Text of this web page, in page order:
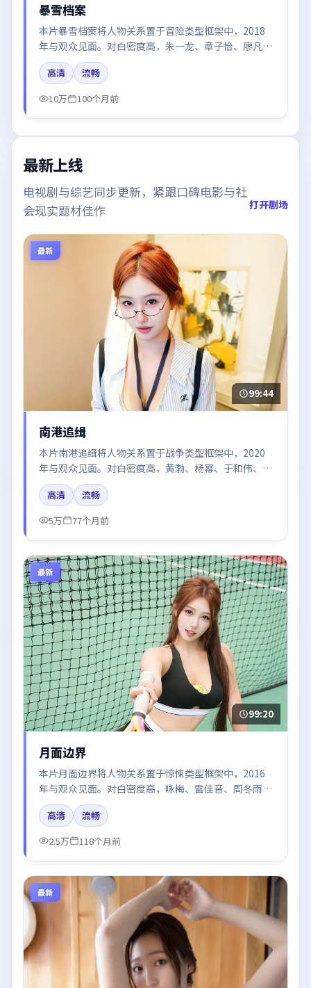
暴雪档案
本片暴雪档案将人物关系置于冒险类型框架中，2018
年与观众见面。对白密度高，朱一龙、章子怡、廖凡、
倪妮的台词节奏值得关注；整体气质偏法国都市与冷色
调摄影。
高清
流畅
10万
100个月前
最新上线
电视剧与综艺同步更新，紧跟口碑电影与社
会现实题材佳作
打开剧场
最新
99:44
南港追缉
本片南港追缉将人物关系置于战争类型框架中，2020
年与观众见面。对白密度高，黄渤、杨幂、于和伟、段
奕宏的台词节奏值得关注；整体气质偏日本都市与冷色
调摄影。
高清
流畅
5万
77个月前
最新
99:20
月面边界
本片月面边界将人物关系置于惊悚类型框架中，2016
年与观众见面。对白密度高，咏梅、雷佳音、周冬雨、
谭卓的台词节奏值得关注；整体气质偏英国都市与冷色
调摄影。
高清
流畅
2.5万
118个月前
最新